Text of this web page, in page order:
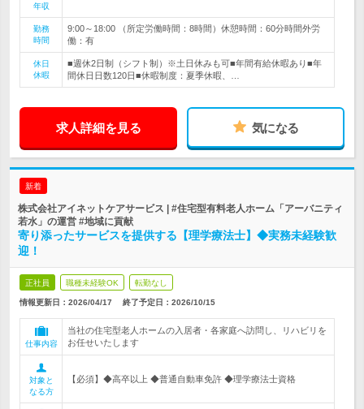
年収
勤務
時間
9:00～18:00 （所定労働時間：8時間）休憩時間：60分時間外労
働：有
休日
休暇
■週休2日制（シフト制）※土日休みも可■年間有給休暇あり■年
間休日日数120日■休暇制度：夏季休暇、…
求人詳細を見る 気になる
新着
株式会社アイネットケアサービス | #住宅型有料老人ホーム「アーバニティ
若水」の運営 #地域に貢献
寄り添ったサービスを提供する【理学療法士】◆実務未経験歓
迎！
正社員 職種未経験OK 転勤なし
情報更新日：2026/04/17 終了予定日： 2026/10/15
仕事内容
当社の住宅型老人ホームの入居者・各家庭へ訪問し、リハビリを
お任せいたします
対象と
なる方
【必須】◆高卒以上 ◆普通自動車免許 ◆理学療法士資格